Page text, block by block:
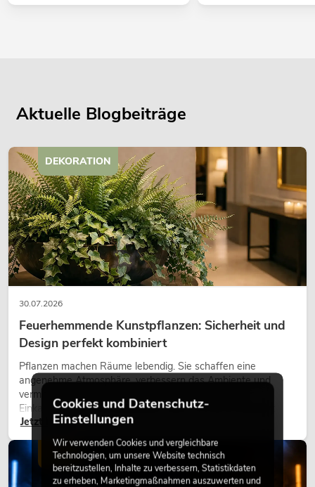
Aktuelle Blogbeiträge
30.07.2026
Feuerhemmende Kunstpflanzen: Sicherheit und
Design perfekt kombiniert
Pflanzen machen Räume lebendig. Sie schaffen eine
angenehme Atmosphäre, verbessern das Ambiente und
vermitteln Natürlichkeit. Ob in Hotels, Restaurants,
Einkaufszentren, Bürogebäuden oder auf Messeständen:
eine hochwertige Begrünung gehört heute längst zum
modernen Raumkonzept.
Jetzt lesen
DEKORATION
LICHT
Cookies und Datenschutz-
Einstellungen
Wir verwenden Cookies und vergleichbare
Technologien, um unsere Website technisch
bereitzustellen, Inhalte zu verbessern, Statistikdaten
zu erheben, Marketingmaßnahmen auszuwerten und